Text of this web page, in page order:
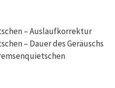
– Auslaufkorrektur
– Dauer des Geräuschs